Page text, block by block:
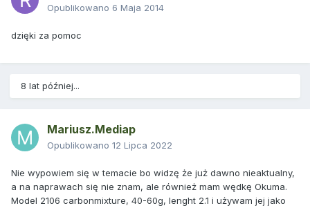
Opublikowano 6 Maja 2014
dzięki za pomoc
8 lat później...
Mariusz.Mediap
Opublikowano 12 Lipca 2022
Nie wypowiem się w temacie bo widzę że już dawno nieaktualny,
a na naprawach się nie znam, ale również mam wędkę Okuma.
Model 2106 carbonmixture, 40-60g, lenght 2.1 i używam jej jako